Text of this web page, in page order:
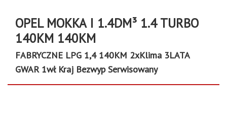
OPEL MOKKA I 1.4DM³ 1.4 TURBO
140KM 140KM
FABRYCZNE LPG 1,4 140KM 2xKlima 3LATA
GWAR 1wł Kraj Bezwyp Serwisowany